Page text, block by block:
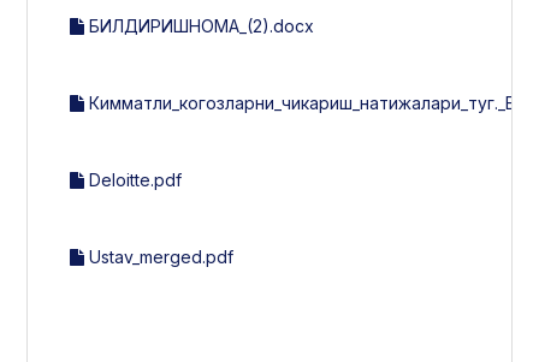
БИЛДИРИШНОМА_(2).docx
Deloitte.pdf
Ustav_merged.pdf